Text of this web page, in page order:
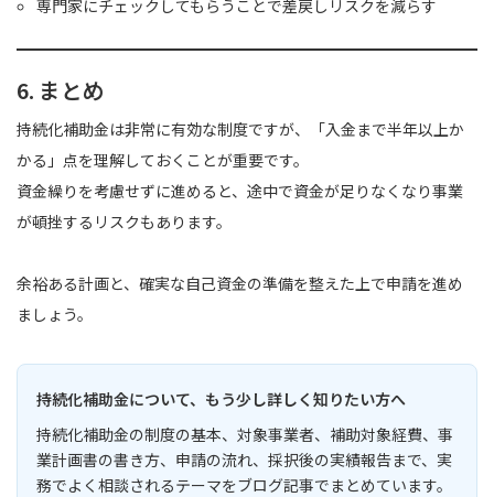
専門家にチェックしてもらうことで差戻しリスクを減らす
6. まとめ
持続化補助金は非常に有効な制度ですが、「入金まで半年以上か
かる」点を理解しておくことが重要です。
資金繰りを考慮せずに進めると、途中で資金が足りなくなり事業
が頓挫するリスクもあります。
余裕ある計画と、確実な自己資金の準備を整えた上で申請を進め
ましょう。
持続化補助金について、もう少し詳しく知りたい方へ
持続化補助金の制度の基本、対象事業者、補助対象経費、事
業計画書の書き方、申請の流れ、採択後の実績報告まで、実
務でよく相談されるテーマをブログ記事でまとめています。